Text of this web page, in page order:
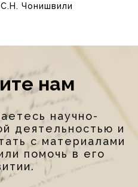
Чонишвили
нам
научно-
деятельностью и
с материалами
помочь в его